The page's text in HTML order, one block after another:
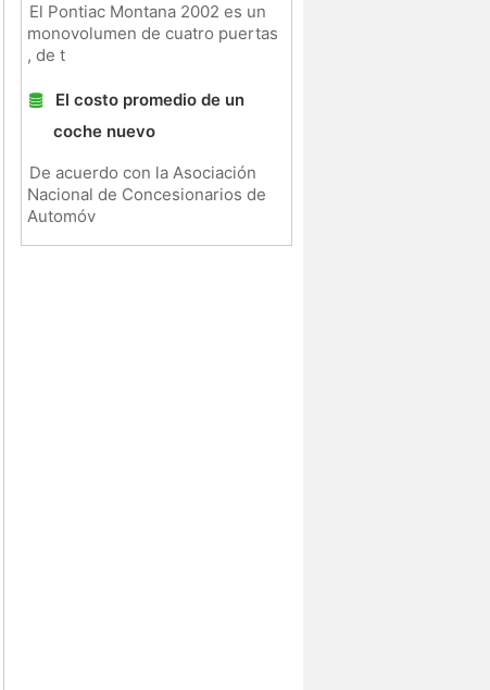
El Pontiac Montana 2002 es un
monovolumen de cuatro puertas
, de t
El costo promedio de un
coche nuevo
De acuerdo con la Asociación
Nacional de Concesionarios de
Automóv